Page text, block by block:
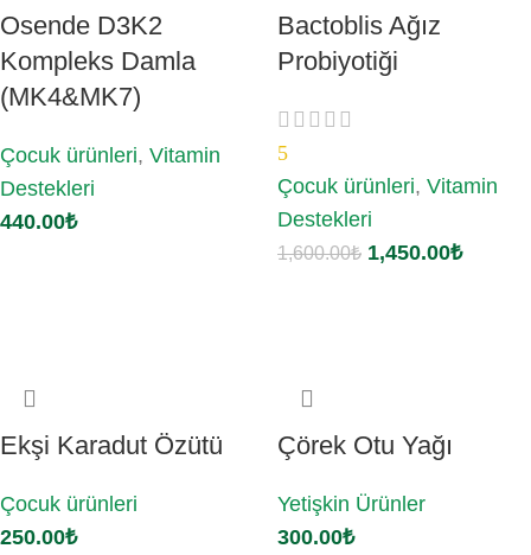
Osende D3K2
Kompleks Damla
(MK4&MK7)
Çocuk ürünleri, Vitamin
Destekleri
440.00₺
Bactoblis Ağız
Probiyotiği
5
Çocuk ürünleri, Vitamin
Destekleri
1,600.00₺ 1,450.00₺
Ekşi Karadut Özütü
Çocuk ürünleri
250.00₺
Çörek Otu Yağı
Yetişkin Ürünler
300.00₺